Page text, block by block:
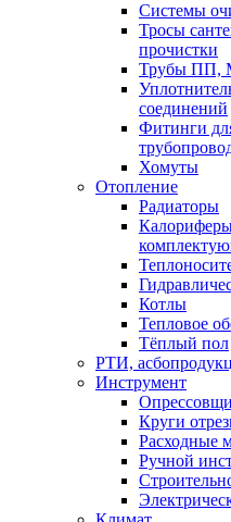
Системы
Тросы
прочистки
Трубы ПП,
соединений
Фитинги
Хомуты
Отопление
Радиаторы
Котлы
Тепловое
Тёплый пол
РТИ,
Инструмент
Круги
Расходные
Ручной